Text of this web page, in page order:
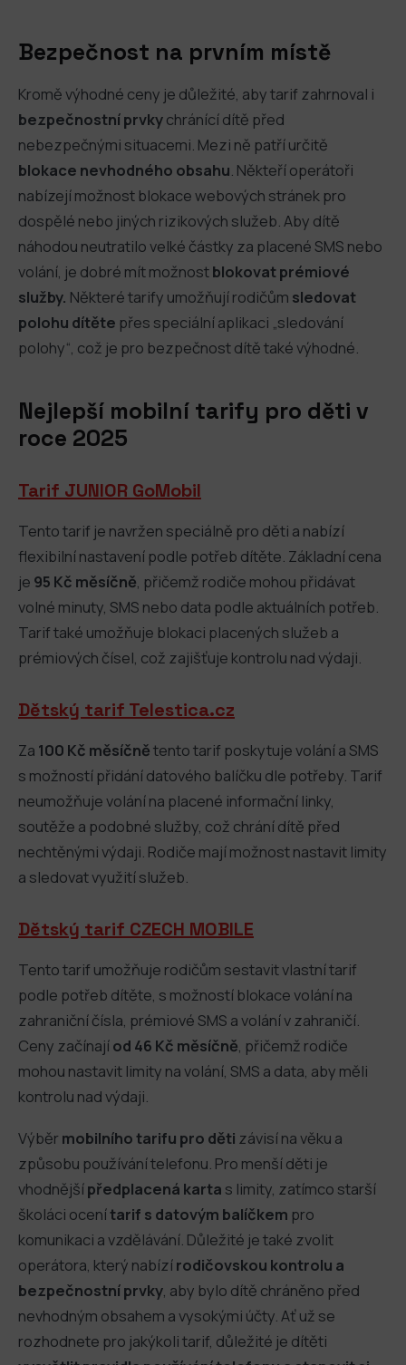
Bezpečnost na prvním místě
Kromě výhodné ceny je důležité, aby tarif zahrnoval i
bezpečnostní prvkychránící dítě před
nebezpečnými situacemi. Mezi ně patří určitě
blokace nevhodného obsahu . Někteří operátoři
nabízejí možnost blokace webových stránek pro
dospělé nebo jiných rizikových služeb. Aby dítě
náhodou neutratilo velké částky za placené SMS nebo
volání, je dobré mít možnostblokovat prémiové
služby. Některé tarify umožňují rodičům sledovat
polohu dítěte přes speciální aplikaci „sledování
polohy“, což je pro bezpečnost dítě také výhodné.
Nejlepší mobilní tarify pro děti v
roce 2025
Tarif JUNIOR GoMobil
Tento tarif je navržen speciálně pro děti a nabízí
flexibilní nastavení podle potřeb dítěte. Základní cena
je 95 Kč měsíčně , přičemž rodiče mohou přidávat
volné minuty, SMS nebo data podle aktuálních potřeb.
Tarif také umožňuje blokaci placených služeb a
prémiových čísel, což zajišťuje kontrolu nad výdaji.
Dětský tarif Telestica.cz
Za 100 Kč měsíčnětento tarif poskytuje volání a SMS
s možností přidání datového balíčku dle potřeby. Tarif
neumožňuje volání na placené informační linky,
soutěže a podobné služby, což chrání dítě před
nechtěnými výdaji. Rodiče mají možnost nastavit limity
a sledovat využití služeb.
Dětský tarif CZECH MOBILE
Tento tarif umožňuje rodičům sestavit vlastní tarif
podle potřeb dítěte, s možností blokace volání na
zahraniční čísla, prémiové SMS a volání v zahraničí.
Ceny začínajíod 46 Kč měsíčně , přičemž rodiče
mohou nastavit limity na volání, SMS a data, aby měli
kontrolu nad výdaji.
Výběr mobilního tarifu pro děti závisí na věku a
způsobu používání telefonu. Pro menší děti je
vhodnějšípředplacená karta s limity, zatímco starší
školáci ocenítarif s datovým balíčkem pro
komunikaci a vzdělávání. Důležité je také zvolit
operátora, který nabízírodičovskou kontrolu a
bezpečnostní prvky , aby bylo dítě chráněno před
nevhodným obsahem a vysokými účty. Ať už se
rozhodnete pro jakýkoli tarif, důležité je dítěti